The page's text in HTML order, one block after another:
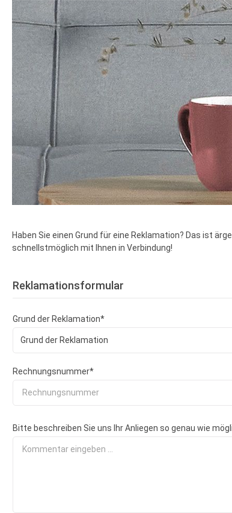
Haben Sie einen Grund für eine Reklamation? Das ist
schnellstmöglich mit Ihnen in Verbindung!
Reklamationsformular
Grund der Reklamation*
Rechnungsnummer*
Bitte beschreiben Sie uns Ihr Anliegen so genau wie